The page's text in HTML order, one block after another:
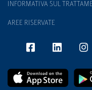
INFORMATIVA SUL
AREE RISERVATE